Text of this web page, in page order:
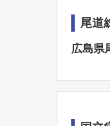
尾道
広島県